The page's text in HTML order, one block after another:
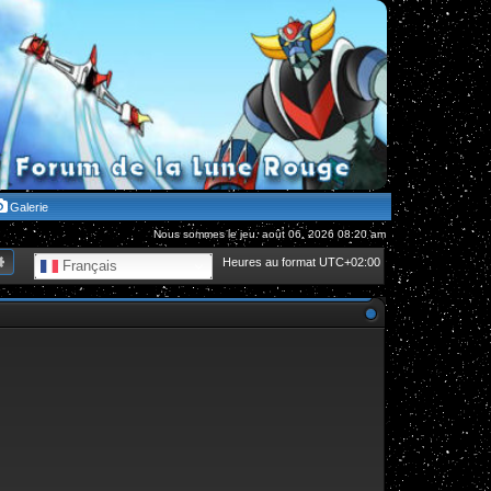
Galerie
Nous sommes le jeu. août 06, 2026 08:20 am
Heures au format UTC+02:00
Français
Recherche avancée